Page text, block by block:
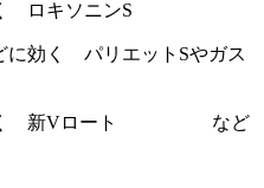
ロキソニンS
に効く パリエットSやガス
に効く 新Vロート など